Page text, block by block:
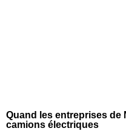
Quand les entreprises de
camions électriques